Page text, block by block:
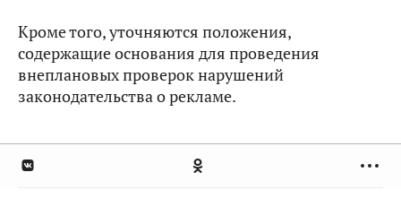
Кроме того, уточняются положения,
содержащие основания для проведения
внеплановых проверок нарушений
законодательства о рекламе.